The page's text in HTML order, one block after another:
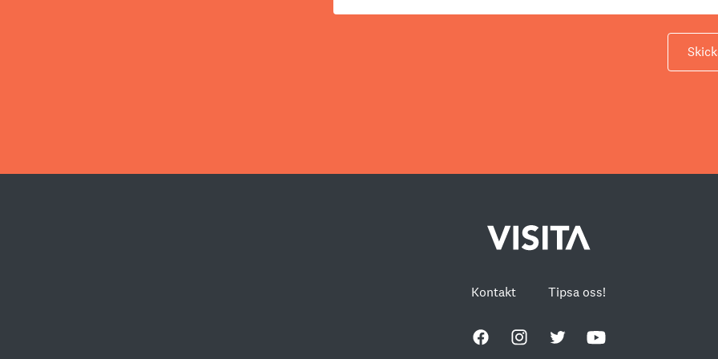
Kontakt Tipsa oss!